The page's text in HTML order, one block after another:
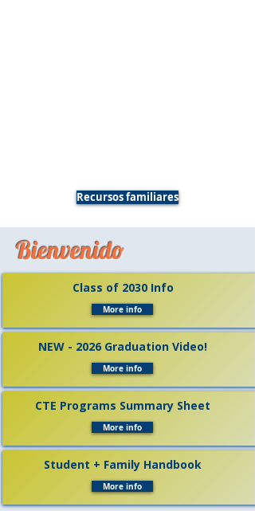
Recursos familiares
Bienvenido
Class of 2030 Info
More info
NEW - 2026 Graduation Video!
More info
CTE Programs Summary Sheet
More info
Student + Family Handbook
More info